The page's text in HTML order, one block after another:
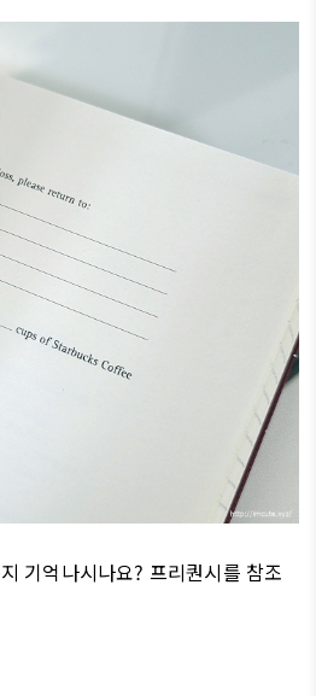
기억나시나요? 프리퀀시를 참조